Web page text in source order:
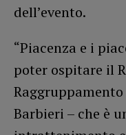
dell’evento.
“Piacenza e i
poter ospitare il
Barbieri – che è